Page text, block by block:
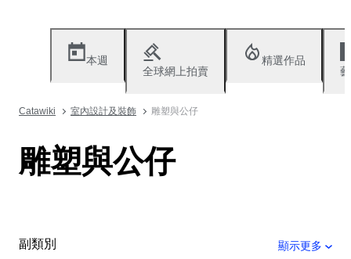
本週
全球網上拍賣
精選作品
Catawiki 室內設計及裝飾 雕塑與公仔
雕塑與公仔
副類別 顯示更多